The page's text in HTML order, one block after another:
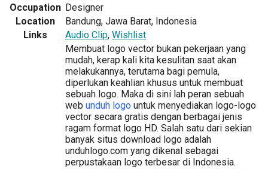
Occupation Designer
Location
Bandung, Jawa Barat, Indonesia
Links
Audio Clip, Wishlist
Membuat logo vector bukan pekerjaan yang
mudah, kerap kali kita kesulitan saat akan
melakukannya, terutama bagi pemula,
diperlukan keahlian khusus untuk membuat
sebuah logo. Maka di sini lah peran sebuah
web unduh logo untuk menyediakan logo-logo
vector secara gratis dengan berbagai jenis
ragam format logo HD. Salah satu dari sekian
banyak situs download logo adalah
unduhlogo.com yang dikenal sebagai
perpustakaan logo terbesar di Indonesia.